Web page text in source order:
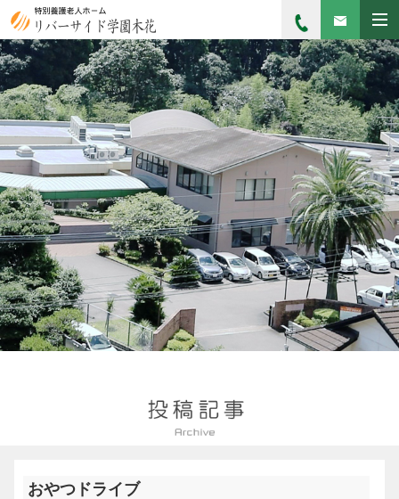
おやつドライブ